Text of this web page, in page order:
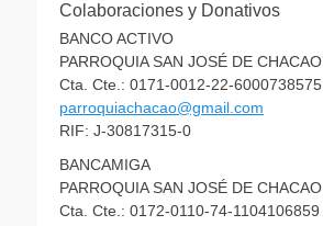
Colaboraciones y Donativos
BANCO ACTIVO
PARROQUIA SAN JOSÉ DE CHACAO
Cta. Cte.: 0171-0012-22-6000738575
parroquiachacao@gmail.com
RIF: J-30817315-0
BANCAMIGA
PARROQUIA SAN JOSÉ DE CHACAO
Cta. Cte.: 0172-0110-74-1104106859